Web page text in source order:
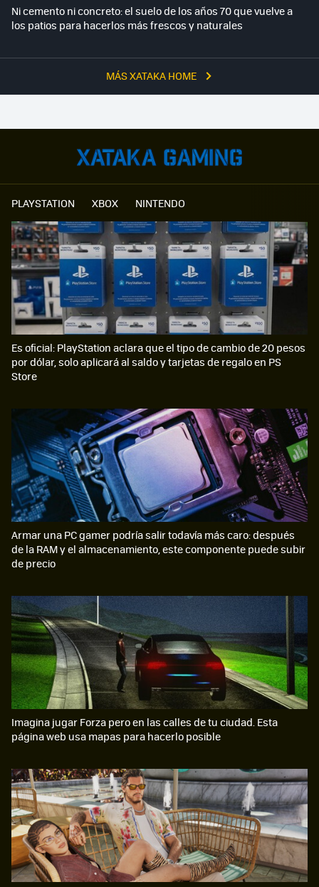
MÁS XATAKA HOME
Ni cemento ni concreto: el suelo de los años 70 que vuelve a
los patios para hacerlos más frescos y naturales
PLAYSTATION XBOX NINTENDO
Es oficial: PlayStation aclara que el tipo de cambio de 20 pesos
por dólar, solo aplicará al saldo y tarjetas de regalo en PS
Store
Armar una PC gamer podría salir todavía más caro: después
de la RAM y el almacenamiento, este componente puede subir
de precio
Imagina jugar Forza pero en las calles de tu ciudad. Esta
página web usa mapas para hacerlo posible